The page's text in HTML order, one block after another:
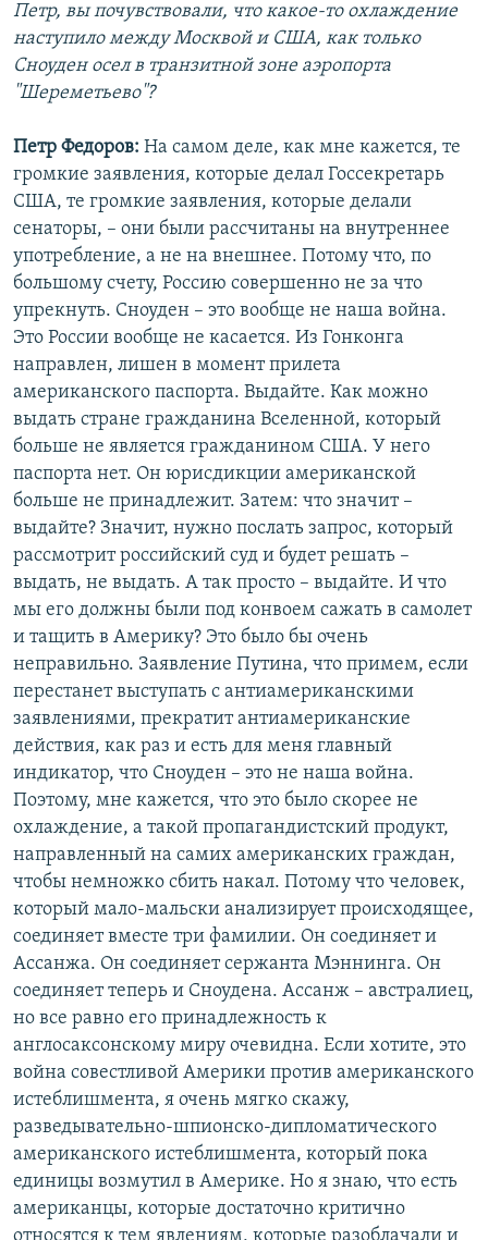
Петр, вы почувствовали, что какое-то охлаждение
наступило между Москвой и США, как только
Сноуден осел в транзитной зоне аэропорта
"Шереметьево"?
Петр Федоров: На самом деле, как мне кажется, те
громкие заявления, которые делал Госсекретарь
США, те громкие заявления, которые делали
сенаторы, – они были рассчитаны на внутреннее
употребление, а не на внешнее. Потому что, по
большому счету, Россию совершенно не за что
упрекнуть. Сноуден – это вообще не наша война.
Это России вообще не касается. Из Гонконга
направлен, лишен в момент прилета
американского паспорта. Выдайте. Как можно
выдать стране гражданина Вселенной, который
больше не является гражданином США. У него
паспорта нет. Он юрисдикции американской
больше не принадлежит. Затем: что значит –
выдайте? Значит, нужно послать запрос, который
рассмотрит российский суд и будет решать –
выдать, не выдать. А так просто – выдайте. И что
мы его должны были под конвоем сажать в самолет
и тащить в Америку? Это было бы очень
неправильно. Заявление Путина, что примем, если
перестанет выступать с антиамериканскими
заявлениями, прекратит антиамериканские
действия, как раз и есть для меня главный
индикатор, что Сноуден – это не наша война.
Поэтому, мне кажется, что это было скорее не
охлаждение, а такой пропагандистский продукт,
направленный на самих американских граждан,
чтобы немножко сбить накал. Потому что человек,
который мало-мальски анализирует происходящее,
соединяет вместе три фамилии. Он соединяет и
Ассанжа. Он соединяет сержанта Мэннинга. Он
соединяет теперь и Сноудена. Ассанж – австралиец,
но все равно его принадлежность к
англосаксонскому миру очевидна. Если хотите, это
война совестливой Америки против американского
истеблишмента, я очень мягко скажу,
разведывательно-шпионско-дипломатического
американского истеблишмента, который пока
единицы возмутил в Америке. Но я знаю, что есть
американцы, которые достаточно критично